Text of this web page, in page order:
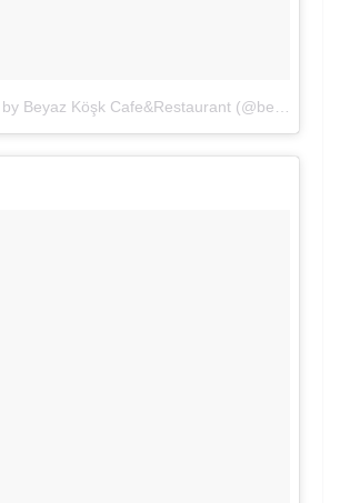
Köşk Cafe&Restaurant (@beyazkoskcafe)